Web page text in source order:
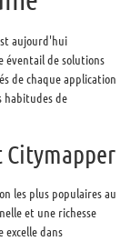
aujourd'hui
de solutions
de chaque application
habitudes de
Citymapper
les plus populaires au
et une richesse
dans